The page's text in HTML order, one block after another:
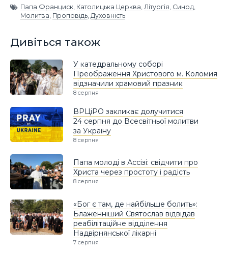
Папа Франциск, Католицька Церква, Літургія, Синод,
Молитва, Проповідь, Духовність
Дивіться також
У катедральному соборі
Преображення Христового м. Коломия
відзначили храмовий празник
8 серпня
ВРЦіРО закликає долучитися
24 серпня до Всесвітньої молитви
за Україну
8 серпня
Папа молоді в Ассізі: свідчити про
Христа через простоту і радість
8 серпня
«Бог є там, де найбільше болить»:
Блаженніший Святослав відвідав
реабілітаційне відділення
Надвірнянської лікарні
7 серпня